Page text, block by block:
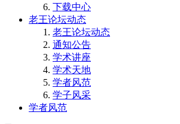
下载中心
老王论坛动态
老王论坛动态
通知公告
学术讲座
学术天地
学者风范
学子风采
学者风范